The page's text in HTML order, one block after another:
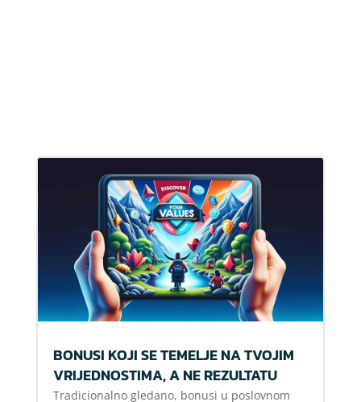
BONUSI KOJI SE TEMELJE NA TVOJIM
VRIJEDNOSTIMA, A NE REZULTATU
Tradicionalno gledano, bonusi u poslovnom